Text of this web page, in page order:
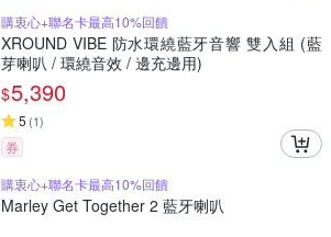
購衷心+聯名卡最高10%回饋
XROUND VIBE 防水環繞藍牙音響 雙入組 (藍
芽喇叭 / 環繞音效 / 邊充邊用)
$5,390
5 (1)
券
購衷心+聯名卡最高10%回饋
Marley Get Together 2 藍牙喇叭